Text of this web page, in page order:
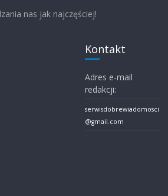
nas jak najczęściej!
Kontakt
Adres e-mail
redakcji:
serwisdobrewiadomosci
@gmail.com